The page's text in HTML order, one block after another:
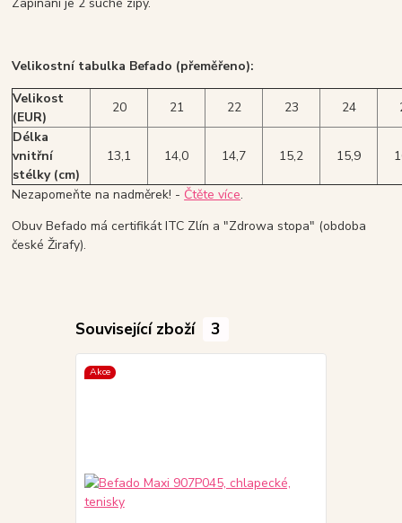
Velikostní tabulka Befado (přeměřeno):
Velikost
(EUR)
20 21 22 23 24
Délka
vnitřní
stélky (cm)
13,1 14,0 14,7 15,2 15,9
Nezapomeňte na nadměrek! - Čtěte více.
Obuv Befado má certifikát ITC Zlín a "Zdrowa stopa" (obdoba
české Žirafy).
Související zboží 3
Akce